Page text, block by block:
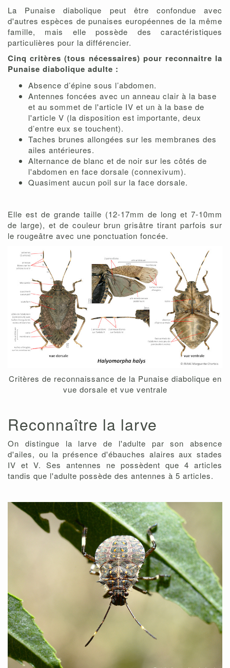
La Punaise diabolique peut être confondue avec
d'autres espèces de punaises européennes de la même
famille, mais elle possède des caractéristiques
particulières pour la différencier.
Cinq critères (tous nécessaires) pour reconnaitre la
Punaise diabolique adulte :
Absence d’épine sous l’abdomen.
Antennes foncées avec un anneau clair à la base
et au sommet de l'article IV et un à la base de
l'article V (la disposition est importante, deux
d’entre eux se touchent).
Taches brunes allongées sur les membranes des
ailes antérieures.
Alternance de blanc et de noir sur les côtés de
l'abdomen en face dorsale (connexivum).
Quasiment aucun poil sur la face dorsale.
Elle est de grande taille (12-17mm de long et 7-10mm
de large), et de couleur brun grisâtre tirant parfois sur
le rougeâtre avec une ponctuation foncée.
Critères de reconnaissance de la Punaise diabolique en
vue dorsale et vue ventrale
Reconnaître la larve
On distingue la larve de l'adulte par son absence
d'ailes, ou la présence d'ébauches alaires aux stades
IV et V. Ses antennes ne possèdent que 4 articles
tandis que l'adulte possède des antennes à 5 articles.